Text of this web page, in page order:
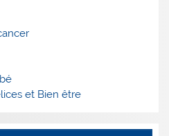
et Bien être